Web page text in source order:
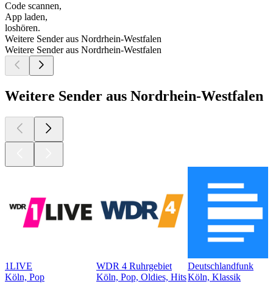
Code scannen,
App laden,
loshören.
Weitere Sender aus Nordrhein-Westfalen
Weitere Sender aus Nordrhein-Westfalen
Weitere Sender aus Nordrhein-Westfalen
1LIVE
Köln, Pop
WDR 4 Ruhrgebiet
Köln, Pop, Oldies, Hits
Deutschlandfunk
Köln, Klassik